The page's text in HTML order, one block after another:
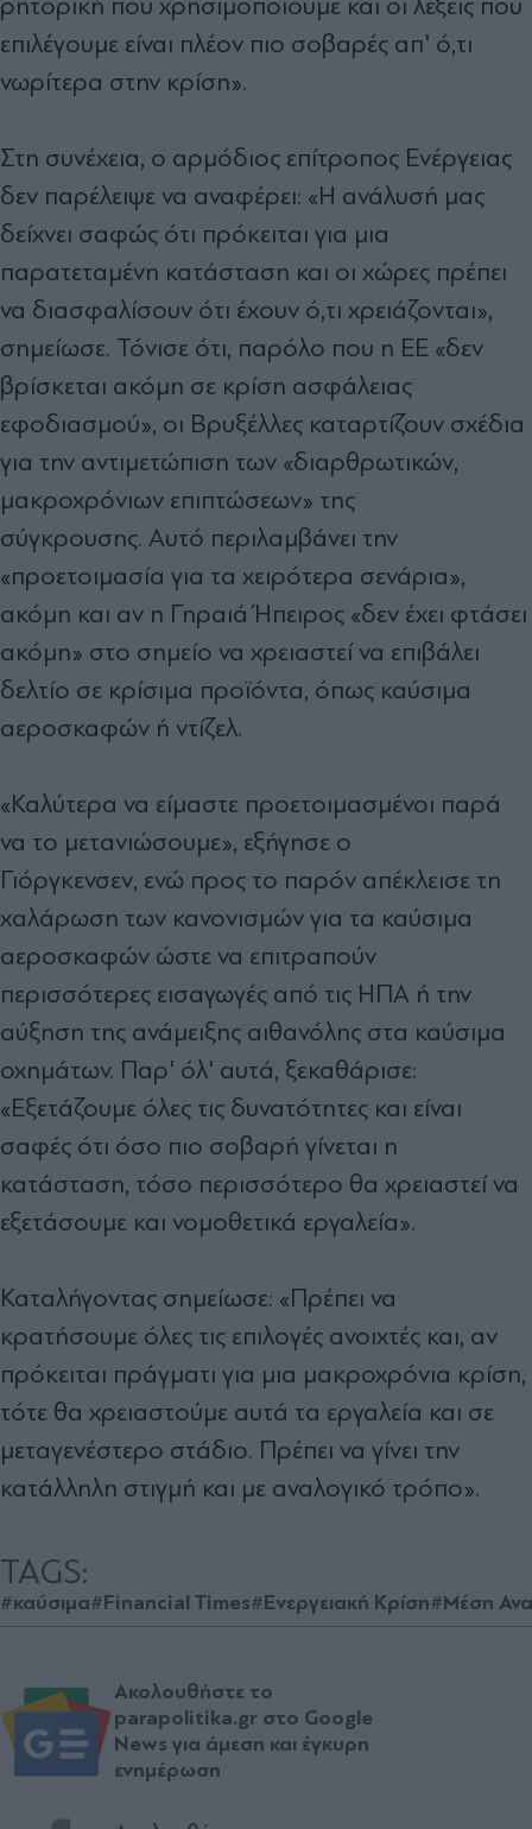
ρητορική που χρησιμοποιούμε και οι λέξεις που
επιλέγουμε είναι πλέον πιο σοβαρές απ' ό,τι
νωρίτερα στην κρίση».
Στη συνέχεια, ο αρμόδιος επίτροπος Ενέργειας
δεν παρέλειψε να αναφέρει: «Η ανάλυσή μας
δείχνει σαφώς ότι πρόκειται για μια
παρατεταμένη κατάσταση και οι χώρες πρέπει
να διασφαλίσουν ότι έχουν ό,τι χρειάζονται»,
σημείωσε. Τόνισε ότι, παρόλο που η ΕΕ «δεν
βρίσκεται ακόμη σε κρίση ασφάλειας
εφοδιασμού», οι Βρυξέλλες καταρτίζουν σχέδια
για την αντιμετώπιση των «διαρθρωτικών,
μακροχρόνιων επιπτώσεων» της
σύγκρουσης. Αυτό περιλαμβάνει την
«προετοιμασία για τα χειρότερα σενάρια»,
ακόμη και αν η Γηραιά Ήπειρος «δεν έχει φτάσει
ακόμη» στο σημείο να χρειαστεί να επιβάλει
δελτίο σε κρίσιμα προϊόντα, όπως καύσιμα
αεροσκαφών ή ντίζελ.
«Καλύτερα να είμαστε προετοιμασμένοι παρά
να το μετανιώσουμε», εξήγησε ο
Γιόργκενσεν, ενώ προς το παρόν απέκλεισε τη
χαλάρωση των κανονισμών για τα καύσιμα
αεροσκαφών ώστε να επιτραπούν
περισσότερες εισαγωγές από τις ΗΠΑ ή την
αύξηση της ανάμειξης αιθανόλης στα καύσιμα
οχημάτων. Παρ' όλ' αυτά, ξεκαθάρισε:
«Εξετάζουμε όλες τις δυνατότητες και είναι
σαφές ότι όσο πιο σοβαρή γίνεται η
κατάσταση, τόσο περισσότερο θα χρειαστεί να
εξετάσουμε και νομοθετικά εργαλεία».
Καταλήγοντας σημείωσε: «Πρέπει να
κρατήσουμε όλες τις επιλογές ανοιχτές και, αν
πρόκειται πράγματι για μια μακροχρόνια κρίση,
τότε θα χρειαστούμε αυτά τα εργαλεία και σε
μεταγενέστερο στάδιο. Πρέπει να γίνει την
κατάλληλη στιγμή και με αναλογικό τρόπο».
TAGS:
#καύσιμα#Financial Times#Ενεργειακή Κρίση#Μέση
Ακολουθήστε το
parapolitika.gr στο Google
News για άμεση και έγκυρη
ενημέρωση